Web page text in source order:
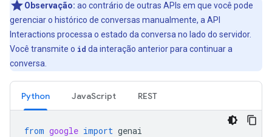
Observação: ao contrário de outras APIs em que você pode
gerenciar o histórico de conversas manualmente, a API
Interactions processa o estado da conversa no lado do servidor.
Você transmite o id da interação anterior para continuar a
conversa.
Python JavaScript REST
from google import genai